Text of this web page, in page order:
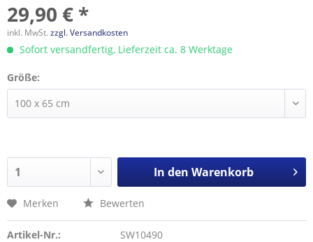
29,90 € *
inkl. MwSt. zzgl. Versandkosten
Sofort versandfertig, Lieferzeit ca. 8 Werktage
Größe:
In den Warenkorb
Merken Bewerten
Artikel-Nr.: SW10490